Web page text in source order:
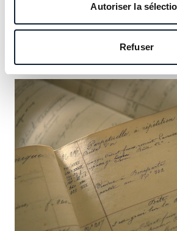
Autoriser la
Refuser
notre héritage et saisissez l’occasion